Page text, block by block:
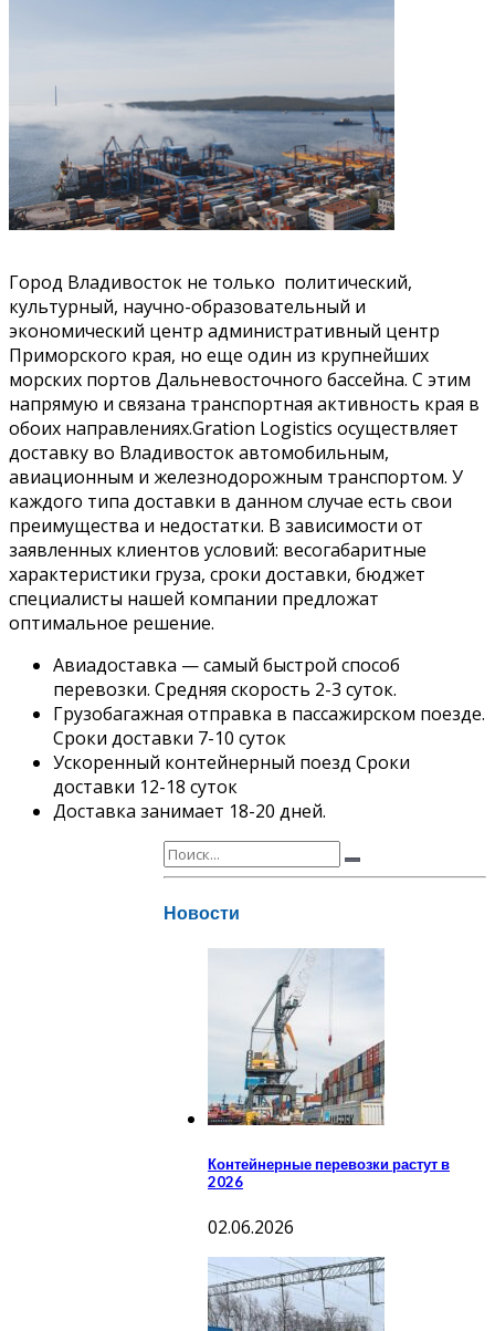
Город Владивосток не только политический,
культурный, научно-образовательный и
экономический центр административный центр
Приморского края, но еще один из крупнейших
морских портов Дальневосточного бассейна. С этим
напрямую и связана транспортная активность края в
обоих направлениях.Gration Logistics осуществляет
доставку во Владивосток автомобильным,
авиационным и железнодорожным транспортом. У
каждого типа доставки в данном случае есть свои
преимущества и недостатки. В зависимости от
заявленных клиентов условий: весогабаритные
характеристики груза, сроки доставки, бюджет
специалисты нашей компании предложат
оптимальное решение.
Авиадоставка — самый быстрой способ
перевозки. Средняя скорость 2-3 суток.
Грузобагажная отправка в пассажирском поезде.
Сроки доставки 7-10 суток
Ускоренный контейнерный поезд Сроки
доставки 12-18 суток
Доставка занимает 18-20 дней.
Новости
Контейнерные перевозки растут в
2026
02.06.2026